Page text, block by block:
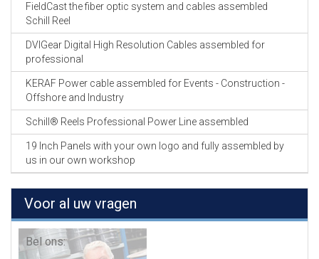
FieldCast the fiber optic system and cables assembled
Schill Reel
DVIGear Digital High Resolution Cables assembled for
professional
KERAF Power cable assembled for Events - Construction -
Offshore and Industry
Schill® Reels Professional Power Line assembled
19 Inch Panels with your own logo and fully assembled by
us in our own workshop
Voor al uw vragen
Bel ons: